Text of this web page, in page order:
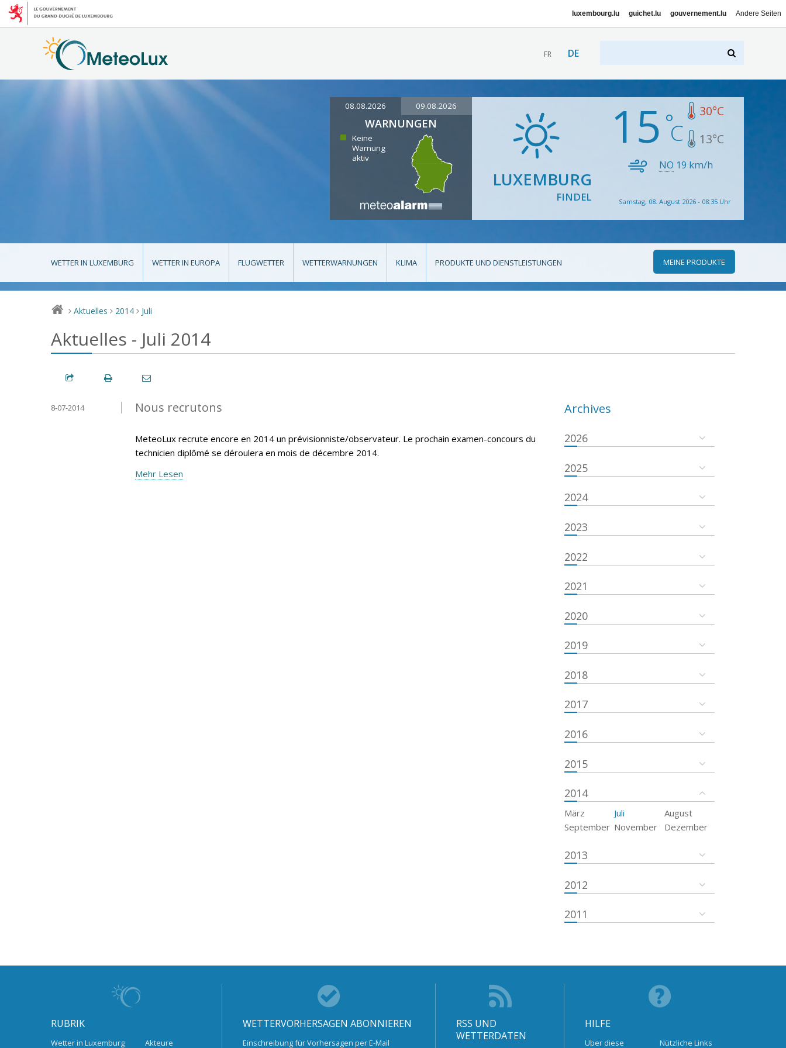
luxembourg.lu guichet.lu gouvernement.lu Andere Seiten
FR DE
08.08.2026 09.08.2026
WARNUNGEN
Keine
Warnung
aktiv
LUXEMBURG
FINDEL
15 30°C
13°C
NO 19 km/h
Samstag, 08. August 2026 - 08:35 Uhr
WETTER IN LUXEMBURG WETTER IN EUROPA FLUGWETTER WETTERWARNUNGEN KLIMA PRODUKTE UND DIENSTLEISTUNGEN MEINE PRODUKTE
> Aktuelles > 2014 > Juli
Aktuelles - Juli 2014
Nous recrutons
8-07-2014
MeteoLux recrute encore en 2014 un prévisionniste/observateur. Le prochain examen-concours du
technicien diplômé se déroulera en mois de décembre 2014.
Mehr Lesen
Archives
2026
2025
2024
2023
2022
2021
2020
2019
2018
2017
2016
2015
2014
März Juli
August
September November Dezember
2013
2012
2011
RUBRIK
Wetter in Luxemburg Akteure
WETTERVORHERSAGEN ABONNIEREN
Einschreibung für Vorhersagen per E-Mail
RSS UND
WETTERDATEN
HILFE
Über diese Nützliche Links